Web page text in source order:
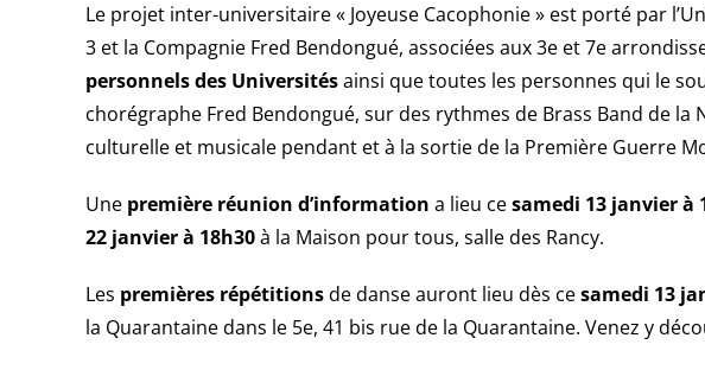
Le projet inter-universitaire« Joyeuse Cacophonie » est porté par
3 et la Compagnie Fred Bendongué, associées aux 3e et 7e
personnels des Universitésainsi que toutes les personnes qui le
chorégraphe Fred Bendongué, sur des rythmes de Brass Band de la
culturelle et musicale pendant et à la sortie de la Première Guerre
Une première réunion d’information a lieu cesamedi 13 janvier à
22 janvier à 18h30à la Maison pour tous, salle des Rancy.
Les premières répétitionsde danse auront lieu dès cesamedi 13
la Quarantaine dans le 5e, 41 bis rue de la Quarantaine. Venez y